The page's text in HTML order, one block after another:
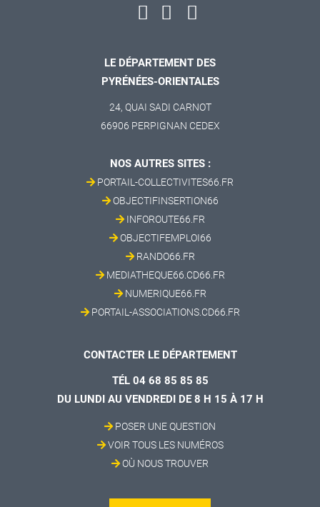
LE DÉPARTEMENT DES
PYRÉNÉES-ORIENTALES
24, QUAI SADI CARNOT
66906 PERPIGNAN CEDEX
NOS AUTRES SITES :
PORTAIL-COLLECTIVITES66.FR
OBJECTIFINSERTION66
INFOROUTE66.FR
OBJECTIFEMPLOI66
RANDO66.FR
MEDIATHEQUE66.CD66.FR
NUMERIQUE66.FR
PORTAIL-ASSOCIATIONS.CD66.FR
CONTACTER LE DÉPARTEMENT
TÉL 04 68 85 85 85
DU LUNDI AU VENDREDI DE 8 H 15 À 17 H
POSER UNE QUESTION
VOIR TOUS LES NUMÉROS
OÙ NOUS TROUVER